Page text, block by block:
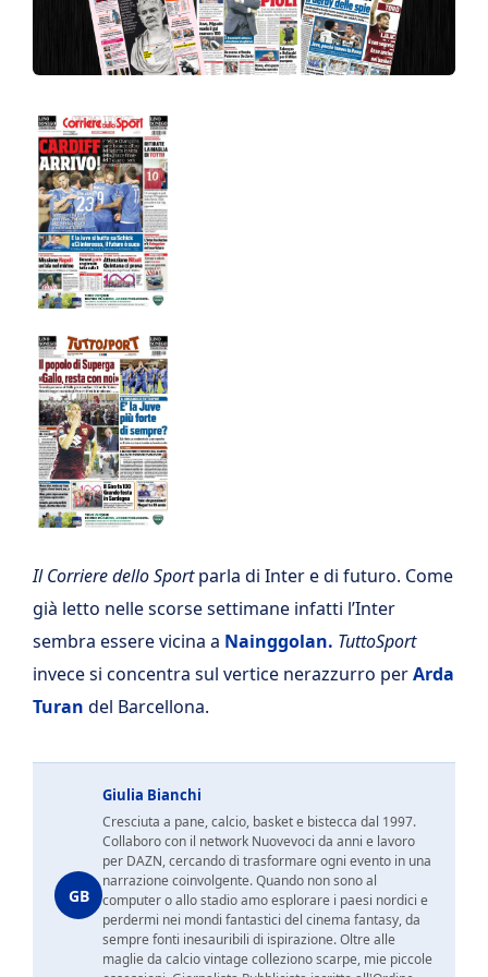
Il Corriere dello Sportparla di Inter e di futuro. Come
già letto nelle scorse settimane infatti l’Inter
sembra essere vicina a Nainggolan. TuttoSport
invece si concentra sul vertice nerazzurro perArda
Turan del Barcellona.
GB
Giulia Bianchi
Cresciuta a pane, calcio, basket e bistecca dal 1997.
Collaboro con il network Nuovevoci da anni e lavoro
per DAZN, cercando di trasformare ogni evento in una
narrazione coinvolgente. Quando non sono al
computer o allo stadio amo esplorare i paesi nordici e
perdermi nei mondi fantastici del cinema fantasy, da
sempre fonti inesauribili di ispirazione. Oltre alle
maglie da calcio vintage colleziono scarpe, mie piccole